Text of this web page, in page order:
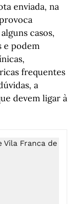
enviada, na
casos,
e podem
frequentes
a
devem ligar à